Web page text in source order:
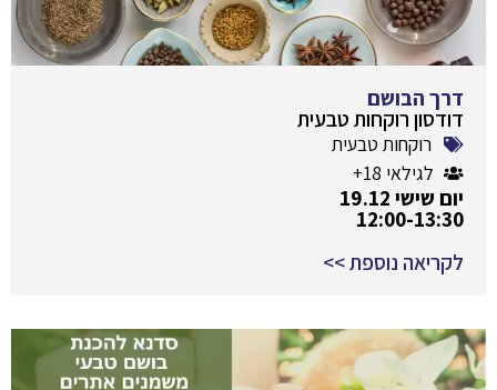
דרך הבושם
דודסון רוקחות טבעית
רוקחות טבעית
לגילאי 18+
יום שישי 19.12
12:00-13:30
לקריאה נוספת >>